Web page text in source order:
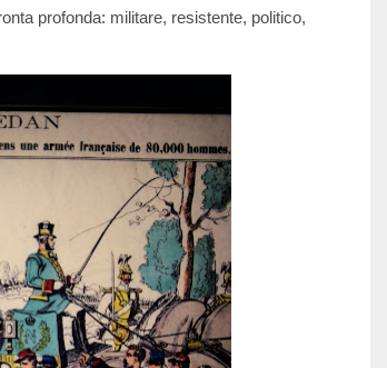
profonda: militare, resistente, politico,